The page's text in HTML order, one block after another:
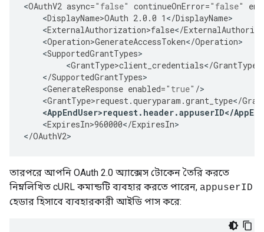
<OAuthV2 async="false" continueOnError="false"
<DisplayName>OAuth 2.0.0 1 </DisplayName
<ExternalAuthorization>false</
<Operation>GenerateAccessToken</Operation
<SupportedGrantTypes
<GrantType>client_credentials</GrantType
</SupportedGrantTypes
<GenerateResponse enabled="true" /
<GrantType>request.queryparam .grant_type</
<AppEndUser>request. header.appuserID</
<ExpiresIn>960000</ExpiresIn>
</OAuthV2>
তারপরে আপনি OAuth 2.0 অ্যাক্সেস টোকেন তৈরি করতে
নিম্নলিখিত cURL কমান্ডটি ব্যবহার করতে পারেন, appuserID
হেডার হিসাবে ব্যবহারকারী আইডি পাস করে: